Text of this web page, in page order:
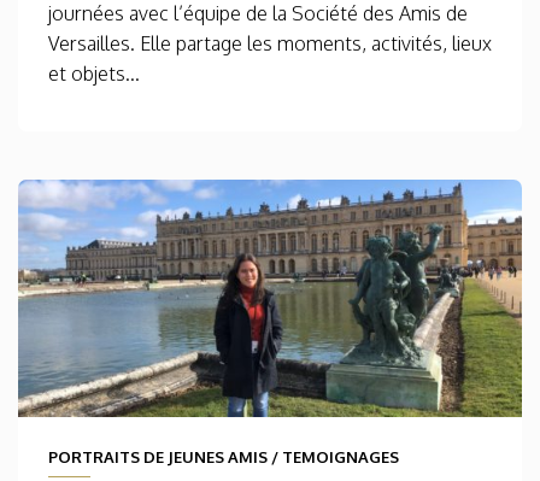
journées avec l’équipe de la Société des Amis de
Versailles. Elle partage les moments, activités, lieux
et objets...
PORTRAITS DE JEUNES AMIS / TEMOIGNAGES